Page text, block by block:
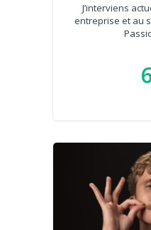
J’interviens
entreprise et au